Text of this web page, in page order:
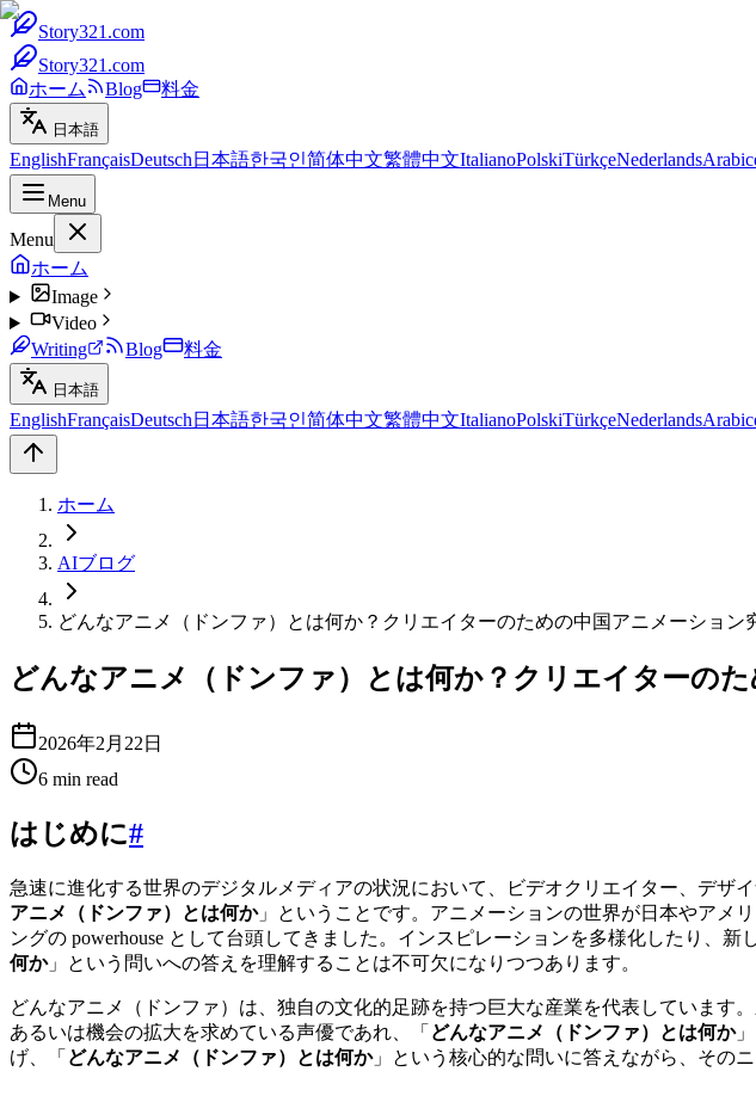
Story321.com
Story321.com
ホーム
Blog 料金
日本語
EnglishFrançaisDeutsch 日本語한국인简体中文繁體中文ItalianoPolskiTürkçeNederlandsArabic
Menu
Menu
ホーム
Image
Video
Writing
Blog 料金
日本語
EnglishFrançaisDeutsch 日本語한국인简体中文繁體中文ItalianoPolskiTürkçeNederlandsArabic
ホーム
AIブログ
どんなアニメ（ドンファ）とは何か？クリエイターのための中国アニメーション
どんなアニメ（ドンファ）とは何か？クリエイターの
2026年2月22日
6 min read
はじめに#
急速に進化する世界のデジタルメディアの状況において、ビデオクリエイター、デザ
アニメ（ドンファ）とは何か」ということです。アニメーションの世界が日本やアメ
ングの powerhouse として台頭してきました。インスピレーションを多様化したり、
何か」という問いへの答えを理解することは不可欠になりつつあります。
どんなアニメ（ドンファ）は、独自の文化的足跡を持つ巨大な産業を代表しています
あるいは機会の拡大を求めている声優であれ、「 どんなアニメ（ドンファ）とは何か
げ、「 どんなアニメ（ドンファ）とは何か」という核心的な問いに答えながら、その